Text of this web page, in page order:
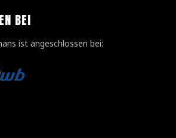
BEI
ist angeschlossen bei: